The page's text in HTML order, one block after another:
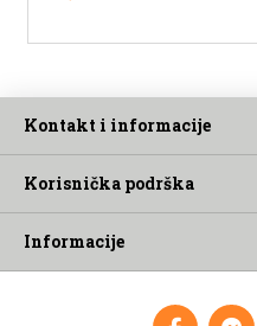
Kontakt i informacije
Korisnička podrška
Informacije